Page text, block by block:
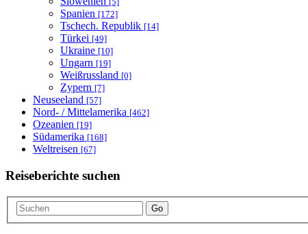
Spanien [172]
Tschech. Republik [14]
Türkei [49]
Ukraine [10]
Ungarn [19]
Weißrussland [0]
Zypern [7]
Neuseeland [57]
Nord- / Mittelamerika [462]
Ozeanien [19]
Südamerika [168]
Weltreisen [67]
Reiseberichte suchen
Go